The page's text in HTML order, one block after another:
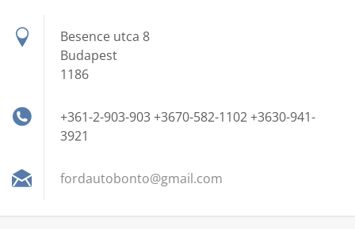
Besence utca 8
Budapest
1186
+361-2-903-903 +3670-582-1102 +3630-941-
3921
fordautobonto@gmail.com